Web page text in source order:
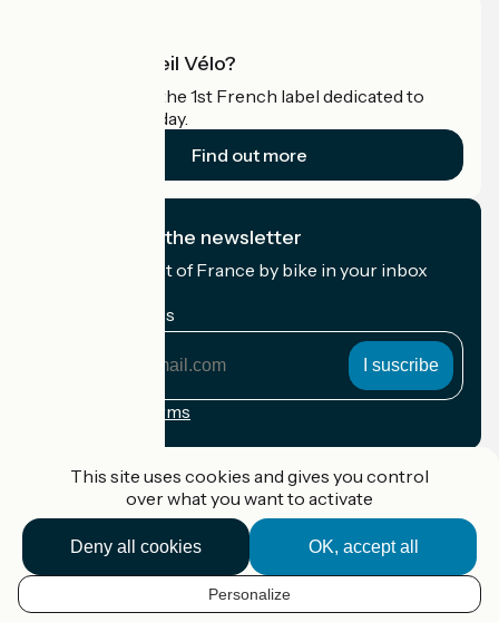
EN
What is Accueil Vélo?
Accueil Vélo is the 1st French label dedicated to
cyclists on holiday.
Find out more
I subscribe to the newsletter
Receive the best of France by bike in your inbox
My email address
Registration terms
Accueil Vélo Pro
Contact
Legal notice
This site uses cookies and gives you control
over what you want to activate
OK, accept all
Deny all cookies
Personalize